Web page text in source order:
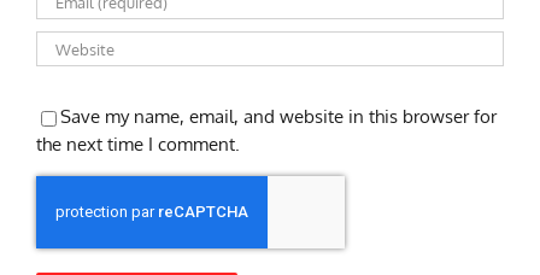
Save my name, email, and website in this browser for
the next time I comment.